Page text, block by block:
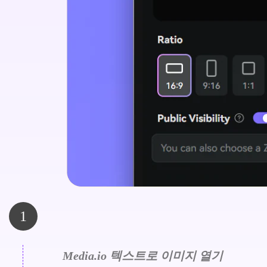
1
Media.io 텍스트로 이미지 열기